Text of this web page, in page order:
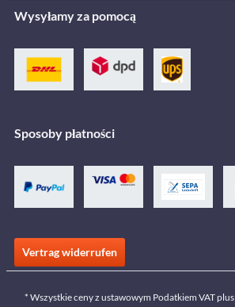
Wysyłamy za pomocą
Sposoby płatności
Vertrag widerrufen
* Wszystkie ceny z ustawowym Podatkiem VAT plus